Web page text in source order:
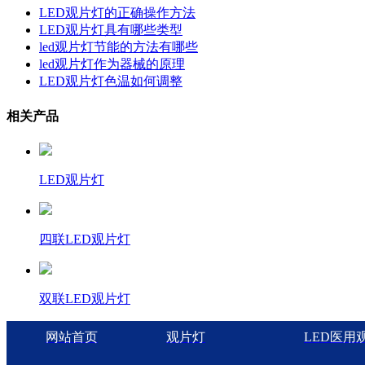
LED观片灯的正确操作方法
LED观片灯具有哪些类型
led观片灯节能的方法有哪些
led观片灯作为器械的原理
LED观片灯色温如何调整
相关产品
LED观片灯
四联LED观片灯
双联LED观片灯
网站首页 观片灯 LED医用